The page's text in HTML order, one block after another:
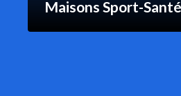
Maisons Sport-